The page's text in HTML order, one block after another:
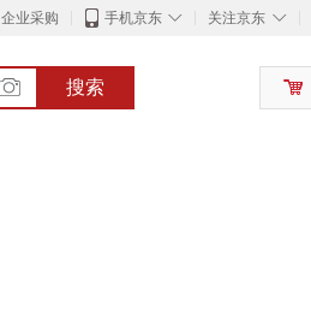
企业采购 ◇
手机京东 ◇
关注京东
搜索